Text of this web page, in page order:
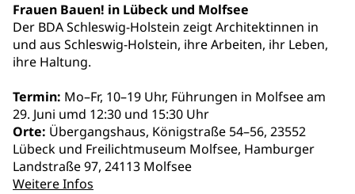
Frauen Bauen! in Lübeck und Molfsee
Der BDA Schleswig-Holstein zeigt Architektinnen in
und aus Schleswig-Holstein, ihre Arbeiten, ihr Leben,
ihre Haltung.
Termin: Mo–Fr, 10–19 Uhr, Führungen in Molfsee am
29. Juni umd 12:30 und 15:30 Uhr
Orte: Übergangshaus, Königstraße 54–56, 23552
Lübeck und Freilichtmuseum Molfsee, Hamburger
Landstraße 97, 24113 Molfsee
Weitere Infos